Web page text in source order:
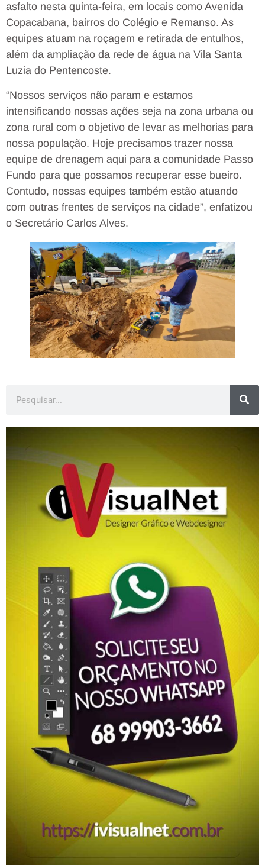
asfalto nesta quinta-feira, em locais como Avenida
Copacabana, bairros do Colégio e Remanso. As
equipes atuam na roçagem e retirada de entulhos,
além da ampliação da rede de água na Vila Santa
Luzia do Pentencoste.
“Nossos serviços não param e estamos
intensificando nossas ações seja na zona urbana ou
zona rural com o objetivo de levar as melhorias para
nossa população. Hoje precisamos trazer nossa
equipe de drenagem aqui para a comunidade Passo
Fundo para que possamos recuperar esse bueiro.
Contudo, nossas equipes também estão atuando
com outras frentes de serviços na cidade”, enfatizou
o Secretário Carlos Alves.